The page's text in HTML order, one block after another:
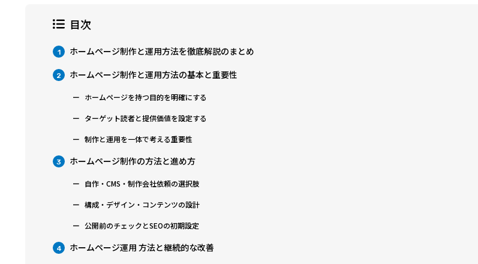
目次
1 ホームページ制作と運用方法を徹底解説のまとめ
2 ホームページ制作と運用方法の基本と重要性
ホームページを持つ目的を明確にする
ターゲット読者と提供価値を設定する
制作と運用を一体で考える重要性
3 ホームページ制作の方法と進め方
自作・CMS・制作会社依頼の選択肢
構成・デザイン・コンテンツの設計
公開前のチェックとSEOの初期設定
4 ホームページ運用 方法と継続的な改善